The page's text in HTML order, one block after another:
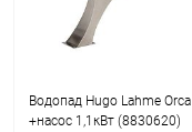
Водопад Hugo Lahme Orca
+насос 1,1кВт (8830620)